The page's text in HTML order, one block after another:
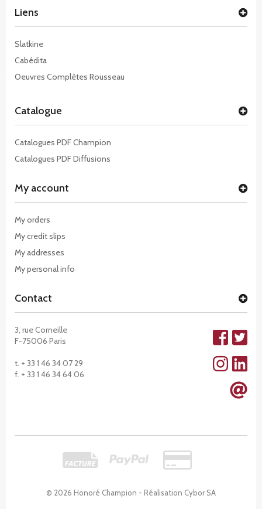
© 2026 Honoré Champion - Réalisation Cybor SA
Liens
Slatkine
Cabédita
Oeuvres Complètes Rousseau
Catalogue
Catalogues PDF Champion
Catalogues PDF Diffusions
My account
My orders
My credit slips
My addresses
My personal info
Contact
3, rue Corneille
F-75006 Paris
t. + 33 1 46 34 07 29
f. + 33 1 46 34 64 06